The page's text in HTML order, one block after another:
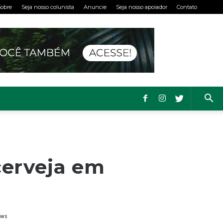
Seja nosso colunista Anuncie Seja nosso apoiador Contato
em